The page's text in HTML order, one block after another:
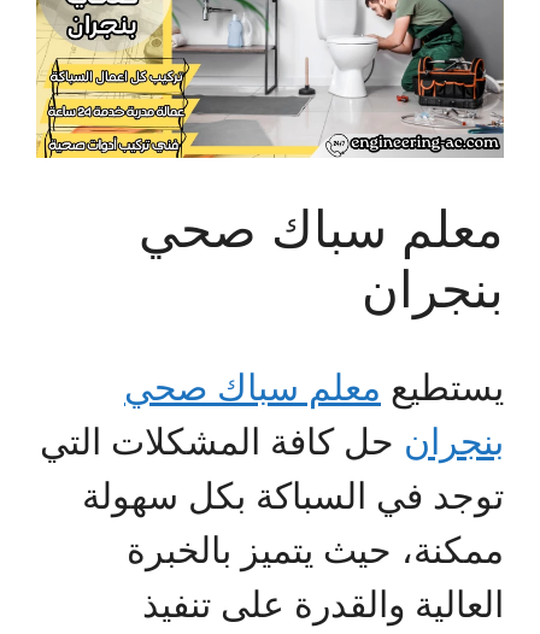
معلم سباك صحي
بنجران
يستطيع معلم سباك صحي
بنجران حل كافة المشكلات التي
توجد في السباكة بكل سهولة
ممكنة، حيث يتميز بالخبرة
العالية والقدرة على تنفيذ